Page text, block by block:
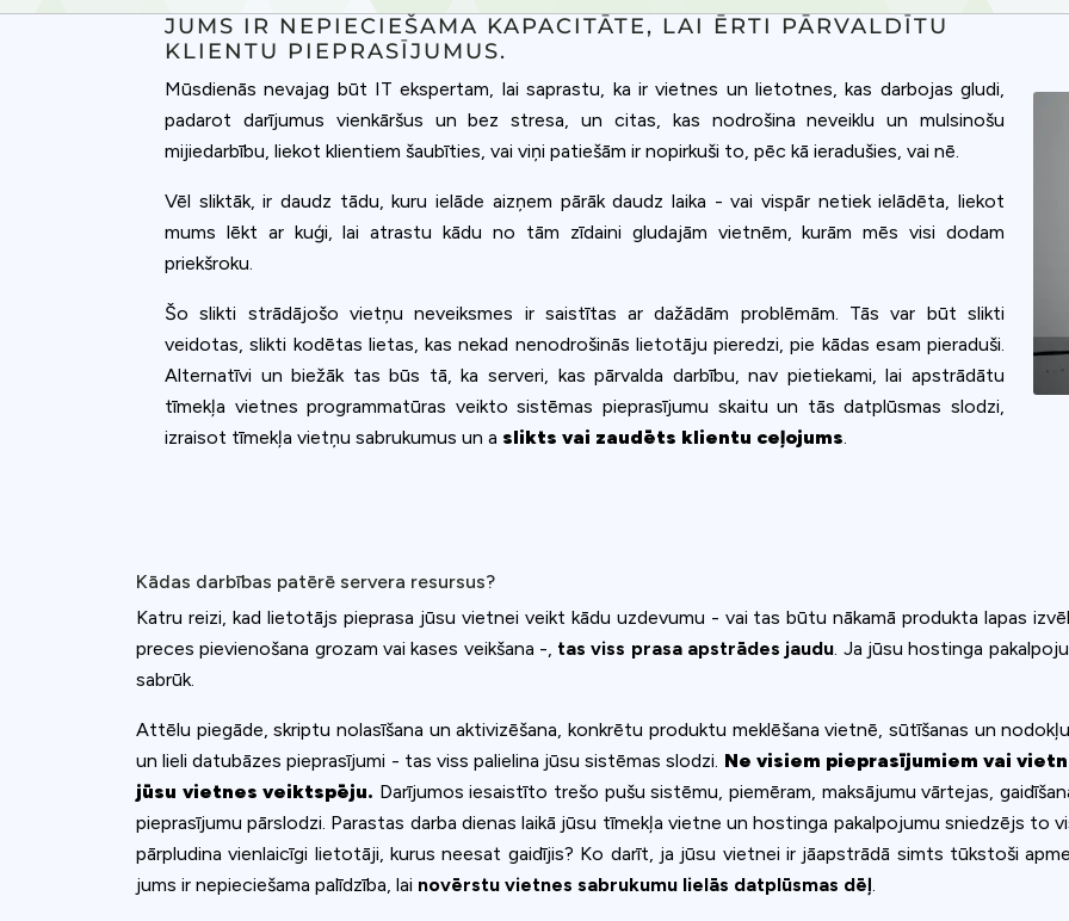
JUMS IR NEPIECIEŠAMA KAPACITĀTE, LAI ĒRTI PĀRVALDĪTU
KLIENTU PIEPRASĪJUMUS.
Mūsdienās nevajag būt IT ekspertam, lai saprastu, ka ir vietnes un lietotnes, kas darbojas gludi,
padarot darījumus vienkāršus un bez stresa, un citas, kas nodrošina neveiklu un mulsinošu
mijiedarbību, liekot klientiem šaubīties, vai viņi patiešām ir nopirkuši to, pēc kā ieradušies, vai nē.
Vēl sliktāk, ir daudz tādu, kuru ielāde aizņem pārāk daudz laika - vai vispār netiek ielādēta, liekot
mums lēkt ar kuģi, lai atrastu kādu no tām zīdaini gludajām vietnēm, kurām mēs visi dodam
priekšroku.
Šo slikti strādājošo vietņu neveiksmes ir saistītas ar dažādām problēmām. Tās var būt slikti
veidotas, slikti kodētas lietas, kas nekad nenodrošinās lietotāju pieredzi, pie kādas esam pieraduši.
Alternatīvi un biežāk tas būs tā, ka serveri, kas pārvalda darbību, nav pietiekami, lai apstrādātu
tīmekļa vietnes programmatūras veikto sistēmas pieprasījumu skaitu un tās datplūsmas slodzi,
izraisot tīmekļa vietņu sabrukumus un a slikts vai zaudēts klientu ceļojums.
Kādas darbības patērē servera resursus?
Katru reizi, kad lietotājs pieprasa jūsu vietnei veikt kādu uzdevumu - vai tas būtu nākamā produkta lapas
preces pievienošana grozam vai kases veikšana -, tas viss prasa apstrādes jaudu. Ja jūsu hostinga
sabrūk.
Attēlu piegāde, skriptu nolasīšana un aktivizēšana, konkrētu produktu meklēšana vietnē, sūtīšanas un
un lieli datubāzes pieprasījumi - tas viss palielina jūsu sistēmas slodzi. Ne visiem pieprasījumiem vai
jūsu vietnes veiktspēju. Darījumos iesaistīto trešo pušu sistēmu, piemēram, maksājumu vārtejas,
pieprasījumu pārslodzi. Parastas darba dienas laikā jūsu tīmekļa vietne un hostinga pakalpojumu sniedzējs to
pārpludina vienlaicīgi lietotāji, kurus neesat gaidījis? Ko darīt, ja jūsu vietnei ir jāapstrādā simts tūkstoši
jums ir nepieciešama palīdzība, lai novērstu vietnes sabrukumu lielās datplūsmas dēļ.